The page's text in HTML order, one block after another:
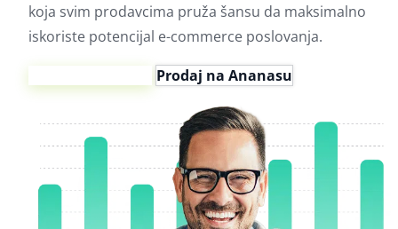
koja svim prodavcima pruža šansu da maksimalno
iskoriste potencijal e-commerce poslovanja.
Prodaj na Ananasu